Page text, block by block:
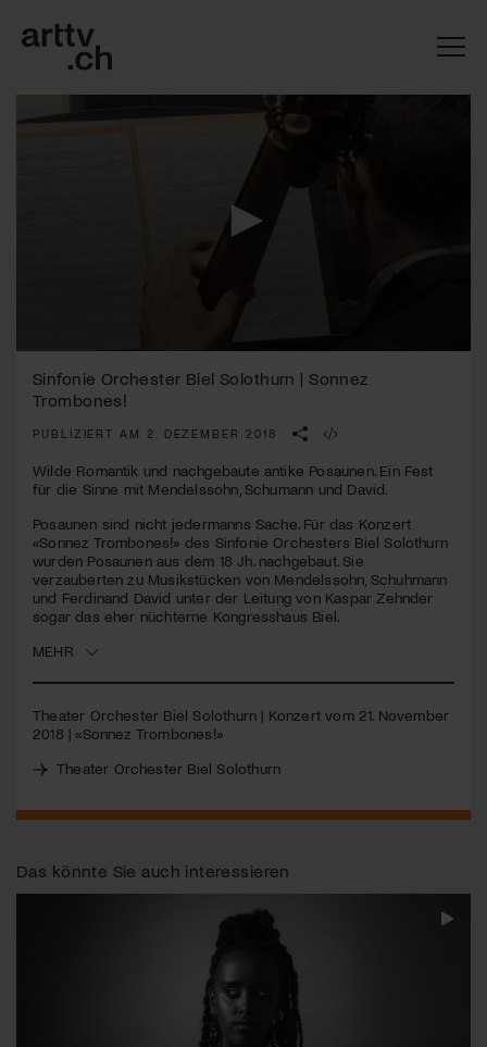
seconds
minutes,
seconds
Sinfonie Orchester Biel Solothurn | Sonnez
Trombones!
PUBLIZIERT AM 2. DEZEMBER 2018
Wilde Romantik und nachgebaute antike Posaunen. Ein Fest
für die Sinne mit Mendelssohn, Schumann und David.
Posaunen sind nicht jedermanns Sache. Für das Konzert
«Sonnez Trombones!» des Sinfonie Orchesters Biel Solothurn
wurden Posaunen aus dem 18 Jh. nachgebaut. Sie
verzauberten zu Musikstücken von Mendelssohn, Schuhmann
und Ferdinand David unter der Leitung von Kaspar Zehnder
sogar das eher nüchterne Kongresshaus Biel.
MEHR
Theater Orchester Biel Solothurn | Konzert vom 21. November
2018 | «Sonnez Trombones!»
Theater Orchester Biel Solothurn
Das könnte Sie auch interessieren
Mach mit: «Be Part of the Art»!
Kulturinstitution und unterstütze unsere Arbeit.
Mit deiner Mitgliedschaft erhältst du kostenlosen Zugang zu
diversen Kulturevents.
Jetzt Mitglied werden